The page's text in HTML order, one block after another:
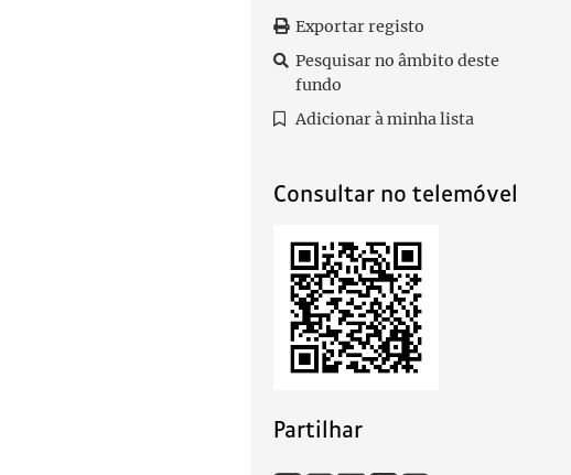
Exportar registo
Pesquisar no âmbito deste
fundo
Adicionar à minha lista
Consultar no telemóvel
Partilhar